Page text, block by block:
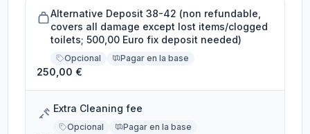
Alternative Deposit 38-42 (non refundable,
covers all damage except lost items/clogged
toilets; 500,00 Euro fix deposit needed)
Opcional Pagar en la base
250,00 €
Extra Cleaning fee
Opcional Pagar en la base